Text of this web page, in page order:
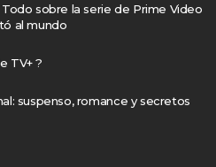
Todo sobre la serie de Prime Video
al mundo
TV+ ?
suspenso, romance y secretos